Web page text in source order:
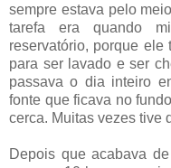
sempre estava pelo
tarefa era quando
reservatório, porque
para ser lavado e ser
passava o dia inteiro
fonte que ficava no
cerca. Muitas vezes tive
Depois que acabava